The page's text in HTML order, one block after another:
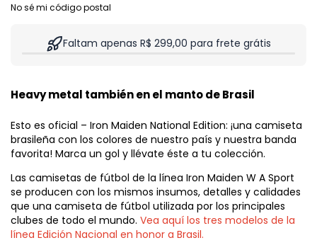
No sé mi código postal
Faltam apenas R$ 299,00 para frete grátis
Heavy metal también en el manto de Brasil
Esto es oficial – Iron Maiden National Edition: ¡una camiseta
brasileña con los colores de nuestro país y nuestra banda
favorita! Marca un gol y llévate éste a tu colección.
Las camisetas de fútbol de la línea Iron Maiden W A Sport
se producen con los mismos insumos, detalles y calidades
que una camiseta de fútbol utilizada por los principales
clubes de todo el mundo. Vea aquí los tres modelos de la
línea Edición Nacional en honor a Brasil.